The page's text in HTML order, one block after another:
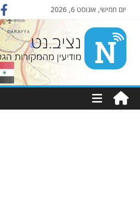
יום חמישי, אוגוסט 6, 2026
Nziv.net
מודיעין
מהמקורות